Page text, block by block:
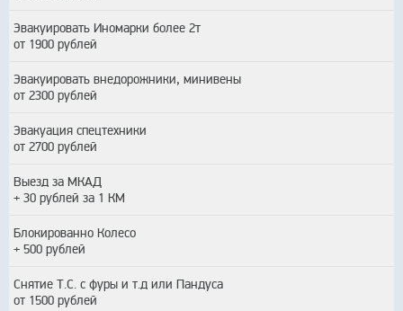
Эвакуировать Иномарки более 2т
от 1900 рублей
Эвакуировать внедорожники, минивены
от 2300 рублей
Эвакуация спецтехники
от 2700 рублей
Выезд за МКАД
+ 30 рублей за 1 КМ
Блокированно Колесо
+ 500 рублей
Снятие Т.С. с фуры и т.д или Пандуса
от 1500 рублей